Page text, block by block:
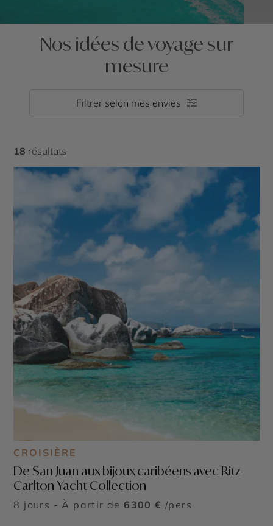
Nos idées de voyage sur
mesure
Filtrer selon mes envies
18 résultats
CROISIÈRE
De San Juan aux bijoux caribéens avec Ritz-
Carlton Yacht Collection
8 jours - À partir de 6300 € /pers